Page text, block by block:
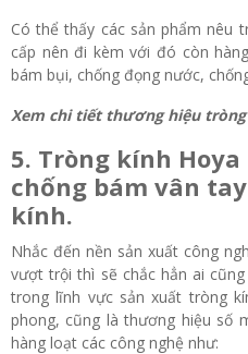
Có thể thấy các sản phẩm nêu
cấp nên đi kèm với đó còn
bám bụi, chống đọng nước,
Xem chi tiết thương hiệu
5. Tròng kính
chống bám vân
kính.
Nhắc đến nền sản xuất công
vượt trội thì sẽ chắc hẳn ai
trong lĩnh vực sản xuất tròng
phong, cũng là thương hiệu số
hàng loạt các công nghệ như: